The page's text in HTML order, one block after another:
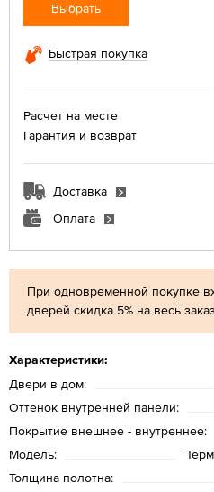
При одновременной покупке
дверей скидка 5% на весь
Характеристики:
Двери в дом:
Оттенок внутренней панели:
Покрытие внешнее - внутреннее:
Модель:
Толщина полотна:
Выбрать
Быстрая покупка
Расчет на месте
Гарантия и возврат
Доставка
Оплата